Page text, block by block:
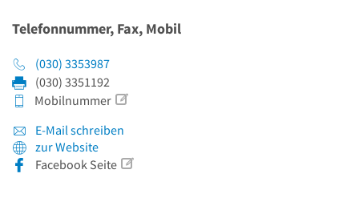
Telefonnummer, Fax, Mobil
(030) 3353987
(030) 3351192
Mobilnummer
E-Mail schreiben
zur Website
Facebook Seite